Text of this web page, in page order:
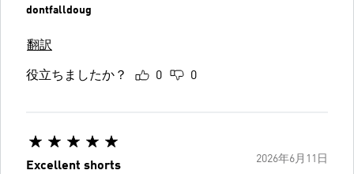
dontfalldoug
翻訳
役立ちましたか？ 0 0
2026年6月11日
Excellent shorts